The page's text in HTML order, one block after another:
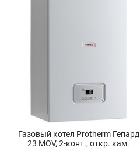
Газовый котел Protherm Гепард
23 MOV, 2-конт., откр. кам.